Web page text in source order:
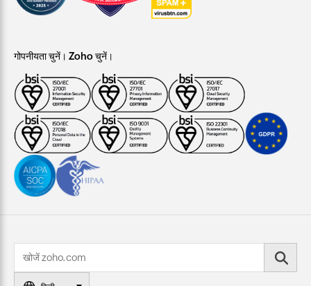
गोपनीयता चुनें। Zoho चुनें।